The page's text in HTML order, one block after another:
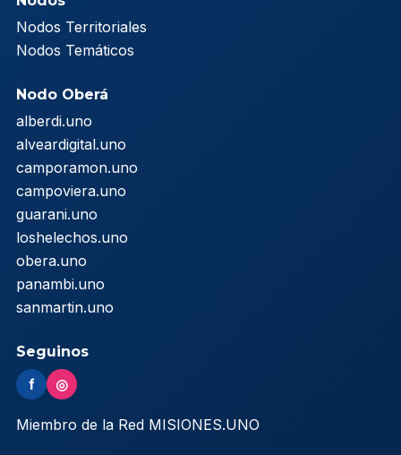
Nodos Territoriales
Nodos Temáticos
Nodo Oberá
alberdi.uno
alveardigital.uno
camporamon.uno
campoviera.uno
guarani.uno
loshelechos.uno
obera.uno
panambi.uno
sanmartin.uno
Seguinos
f ◎
Miembro de la Red MISIONES.UNO